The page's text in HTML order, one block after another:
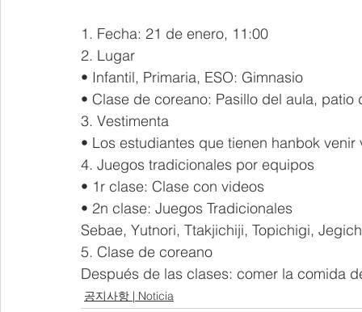
1. Fecha: 21 de enero, 11:00
2. Lugar
• Infantil, Primaria, ESO: Gimnasio
• Clase de coreano: Pasillo del aula, patio
3. Vestimenta
• Los estudiantes que tienen hanbok
4. Juegos tradicionales por equipos
• 1r clase: Clase con videos
• 2n clase: Juegos Tradicionales
Sebae, Yutnori, Ttakjichiji, Topichigi,
5. Clase de coreano
Después de las clases: comer la comida
공지사항 | Noticia